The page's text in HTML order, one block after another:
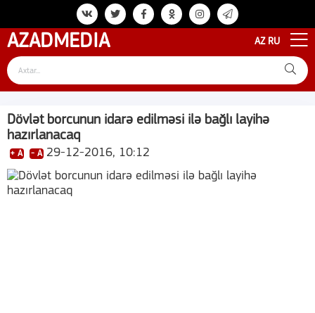
AZADMEDIA AZ RU
Dövlət borcunun idarə edilməsi ilə bağlı layihə
hazırlanacaq
+ A - A 29-12-2016, 10:12